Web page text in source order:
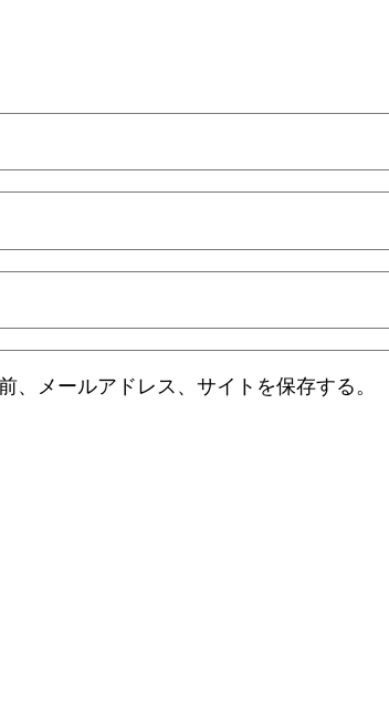
メールアドレス、サイトを保存する。